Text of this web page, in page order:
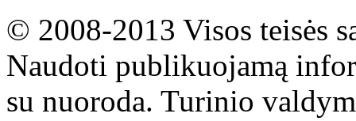
© 2008-2013 Visos teisės
Naudoti publikuojamą
su nuoroda. Turinio